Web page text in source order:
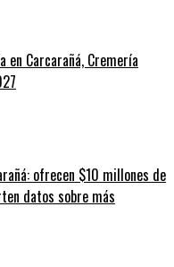
en Carcarañá, Cremería
ofrecen $10 millones de
datos sobre más